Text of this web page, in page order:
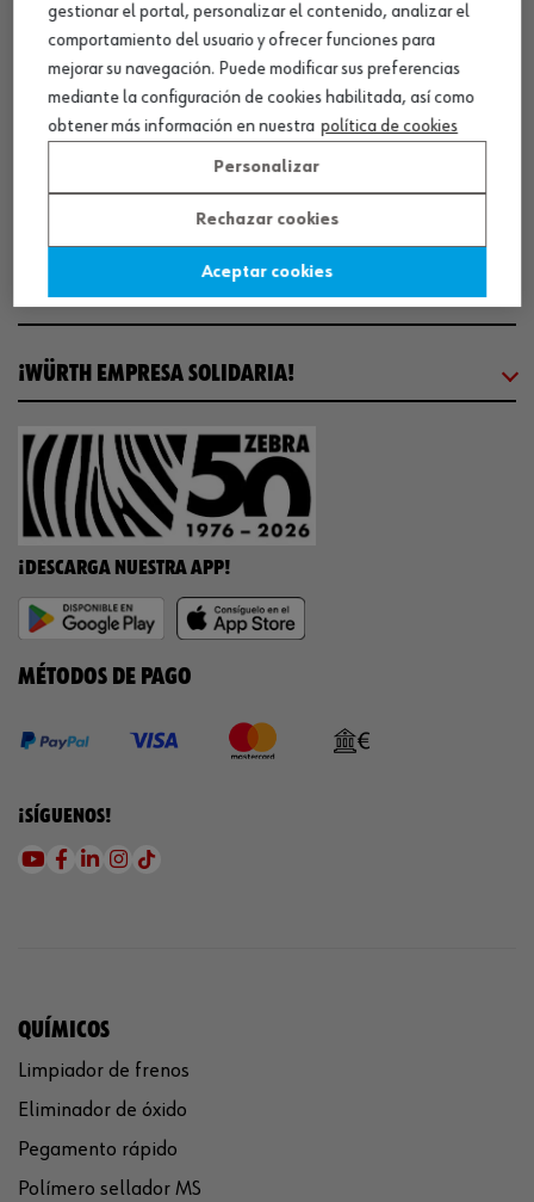
SOBRE WÜRTH
COMUNICACIÓN
NUESTROS CERTIFICADOS
¡WÜRTH EMPRESA SOLIDARIA!
¡DESCARGA NUESTRA APP!
MÉTODOS DE PAGO
¡SÍGUENOS!
QUÍMICOS
Limpiador de frenos
Eliminador de óxido
Pegamento rápido
Polímero sellador MS
gestionar el portal, personalizar el contenido, analizar el
comportamiento del usuario y ofrecer funciones para
mejorar su navegación. Puede modificar sus preferencias
mediante la configuración de cookies habilitada, así como
obtener más información en nuestra política de cookies
Personalizar
Rechazar cookies
Aceptar cookies